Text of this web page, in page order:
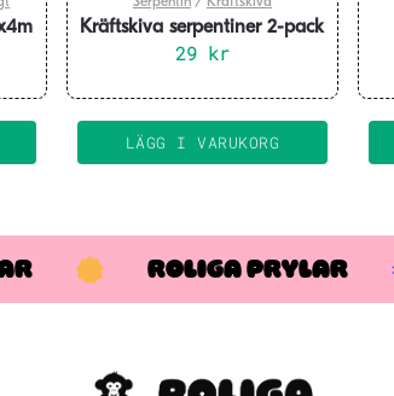
Kräftskiva serpentiner 2-pack
29 kr
LÄGG I VARUKORG
ROLIGA PRYLAR